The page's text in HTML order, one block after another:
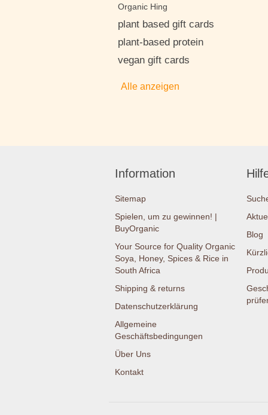
Organic Hing
plant based gift cards
plant-based protein
vegan gift cards
Alle anzeigen
Information
Sitemap
Spielen, um zu gewinnen! |
BuyOrganic
Your Source for Quality Organic
Soya, Honey, Spices & Rice in
South Africa
Shipping & returns
Datenschutzerklärung
Allgemeine
Geschäftsbedingungen
Über Uns
Kontakt
Blog